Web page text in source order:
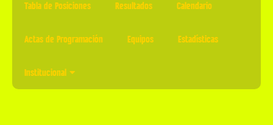
Tabla de Posiciones Resultados Calendario
Actas de Programación Equipos Estadísticas
Institucional